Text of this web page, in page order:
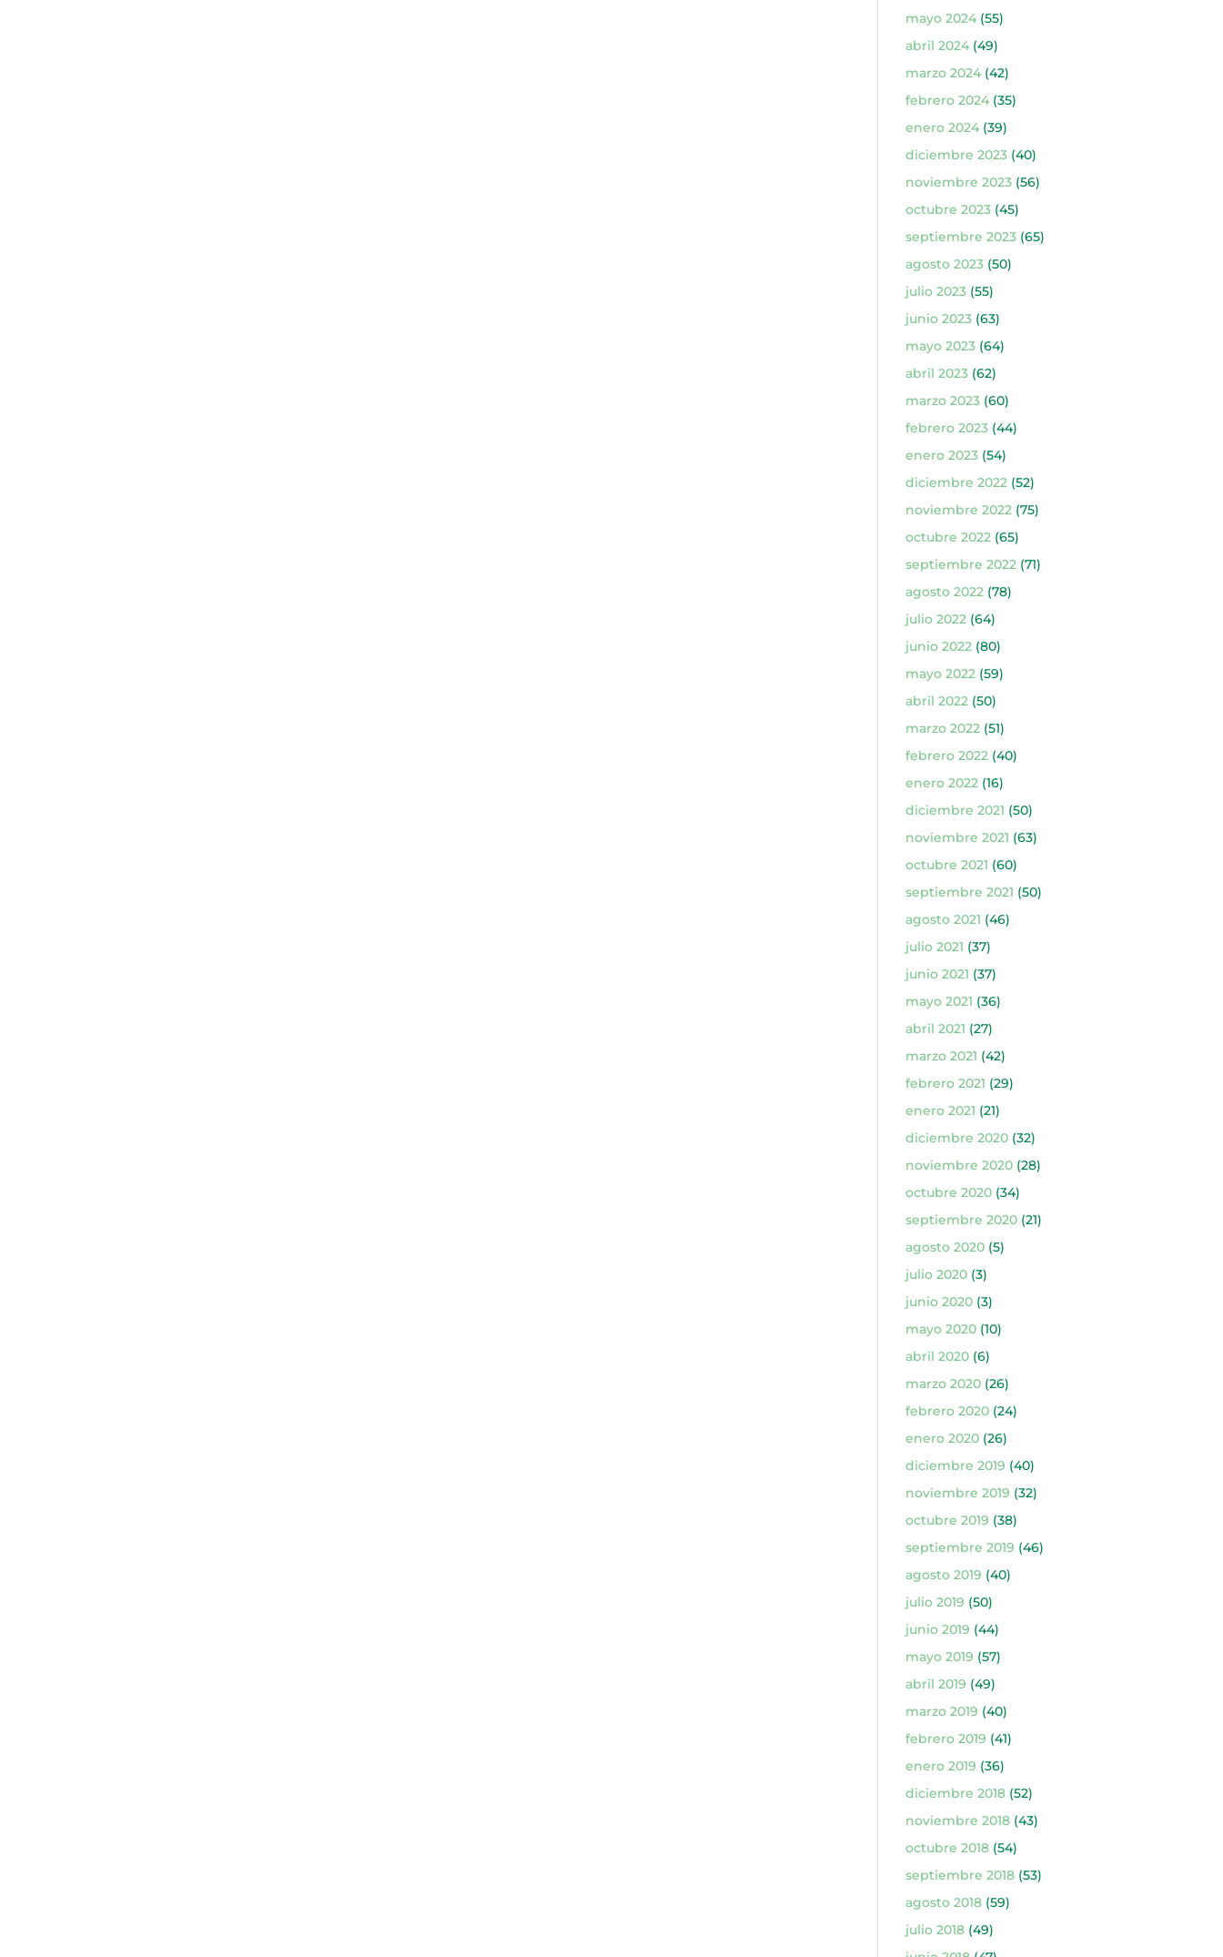
mayo 2024(55)
abril 2024(49)
marzo 2024(42)
febrero 2024(35)
enero 2024(39)
diciembre 2023(40)
noviembre 2023(56)
octubre 2023(45)
septiembre 2023(65)
agosto 2023(50)
julio 2023(55)
junio 2023(63)
mayo 2023(64)
abril 2023(62)
marzo 2023(60)
febrero 2023(44)
enero 2023(54)
diciembre 2022(52)
noviembre 2022(75)
octubre 2022(65)
septiembre 2022(71)
agosto 2022(78)
julio 2022(64)
junio 2022(80)
mayo 2022(59)
abril 2022(50)
marzo 2022(51)
febrero 2022(40)
enero 2022(16)
diciembre 2021 (50)
noviembre 2021 (63)
octubre 2021 (60)
septiembre 2021 (50)
agosto 2021 (46)
julio 2021 (37)
junio 2021 (37)
mayo 2021 (36)
abril 2021 (27)
marzo 2021 (42)
febrero 2021 (29)
enero 2021 (21)
diciembre 2020(32)
noviembre 2020(28)
octubre 2020(34)
septiembre 2020(21)
agosto 2020(5)
julio 2020(3)
junio 2020(3)
mayo 2020(10)
abril 2020(6)
marzo 2020(26)
febrero 2020(24)
enero 2020(26)
diciembre 2019 (40)
noviembre 2019 (32)
octubre 2019 (38)
septiembre 2019 (46)
agosto 2019 (40)
julio 2019 (50)
junio 2019 (44)
mayo 2019 (57)
abril 2019 (49)
marzo 2019 (40)
febrero 2019 (41)
enero 2019 (36)
diciembre 2018(52)
noviembre 2018(43)
octubre 2018(54)
septiembre 2018(53)
agosto 2018(59)
julio 2018(49)